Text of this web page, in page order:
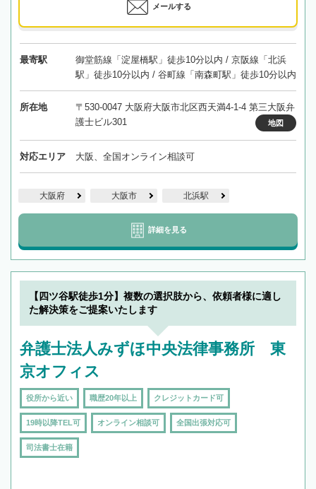
メールする
最寄駅
御堂筋線「淀屋橋駅」徒歩10分以内 / 京阪線「北浜
駅」徒歩10分以内 / 谷町線「南森町駅」徒歩10分以内
所在地
〒530-0047 大阪府大阪市北区西天満4-1-4 第三大阪弁
護士ビル301
地図
対応エリア 大阪、全国オンライン相談可
大阪府 大阪市 北浜駅
詳細を見る
【四ツ谷駅徒歩1分】複数の選択肢から、依頼者様に適し
た解決策をご提案いたします
弁護士法人みずほ中央法律事務所 東
京オフィス
役所から近い 職歴20年以上 クレジットカード可
19時以降TEL可 オンライン相談可 全国出張対応可
司法書士在籍